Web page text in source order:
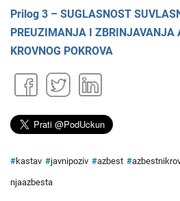
Prilog 3 – SUGLASNOST
PREUZIMANJA I ZBRINJAVANJA
KROVNOG POKROVA
#kastav #javnipoziv #azbest #
njaazbesta